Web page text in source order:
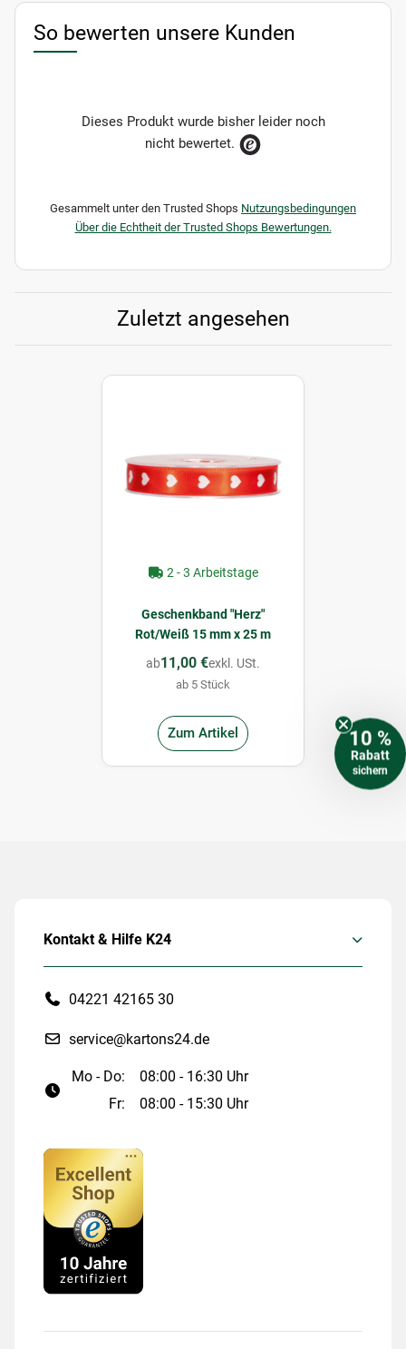
So bewerten unsere Kunden
Dieses Produkt wurde bisher leider noch
nicht bewertet.
Gesammelt unter den Trusted Shops Nutzungsbedingungen
Über die Echtheit der Trusted Shops Bewertungen.
Zuletzt angesehen
2 - 3 Arbeitstage
Geschenkband "Herz"
Rot/Weiß 15 mm x 25 m
ab11,00 €exkl. USt.
ab 5 Stück
Zum Artikel
Kontakt & Hilfe K24
04221 42165 30
service@kartons24.de
Mo - Do:
08:00 - 16:30 Uhr
Fr:
08:00 - 15:30 Uhr
10 %
Rabatt
sichern